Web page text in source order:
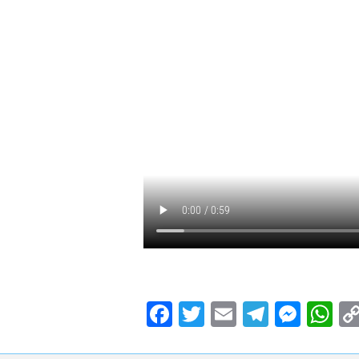
Facebook
Twitter
Email